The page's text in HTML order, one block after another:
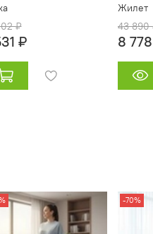
₽
₽
Жилет
43 890
8
-70%